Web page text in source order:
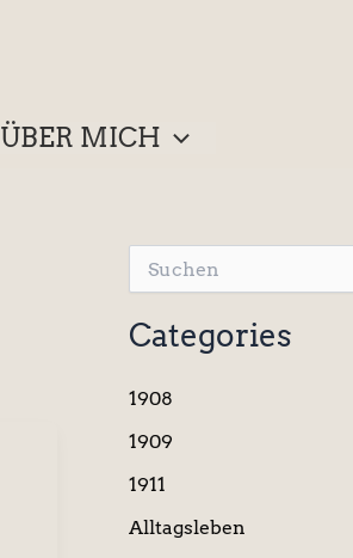
ÜBER MICH
u
c
h
n
a
h
Categories
1908
1909
1911
Alltagsleben